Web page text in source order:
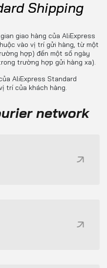
Shipping
giao hàng của AliExpress
vào vị trí gửi hàng, từ một
hợp) đến một số ngày
trường hợp gửi hàng xa).
AliExpress Standard
trí của khách hàng.
network